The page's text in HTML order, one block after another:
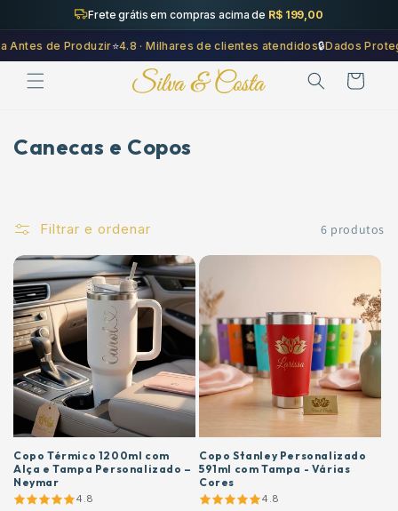
Frete grátis em compras acima de R$ 199,00
conteúdo
de Produzir⭐4.8 · Milhares de clientes atendidos🔒Dados
Carrinho
C
e
ç
ã
o
:
Canecas e Copos
Filtrar e ordenar 6 produtos
Copo Térmico 1200ml com
Alça e Tampa Personalizado –
Neymar
4.8
Copo Stanley Personalizado
591ml com Tampa - Várias
Cores
4.8